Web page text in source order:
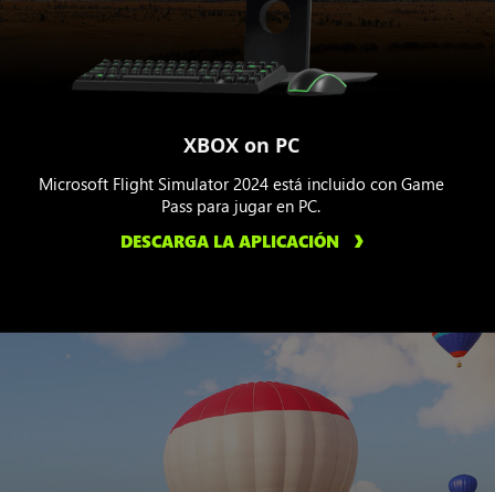
XBOX on PC
Microsoft Flight Simulator 2024 está incluido con Game
Pass para jugar en PC.
DESCARGA LA APLICACIÓN